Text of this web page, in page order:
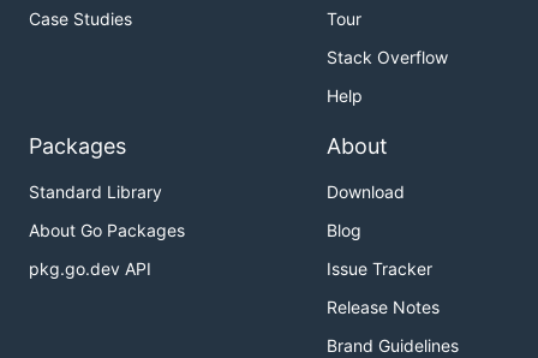
Case Studies
Tour
Stack Overflow
Help
Packages
Standard Library
About Go Packages
pkg.go.dev API
About
Download
Blog
Issue Tracker
Release Notes
Brand Guidelines